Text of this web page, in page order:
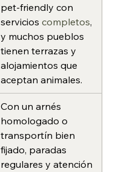
pet‑friendly con
servicios completos,
y muchos pueblos
tienen terrazas y
alojamientos que
aceptan animales.
Con un arnés
homologado o
transportín bien
fijado, paradas
regulares y atención